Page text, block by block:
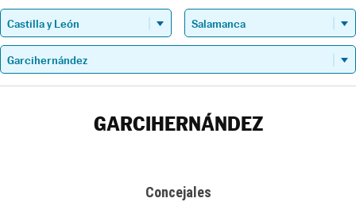
GARCIHERNÁNDEZ
Concejales